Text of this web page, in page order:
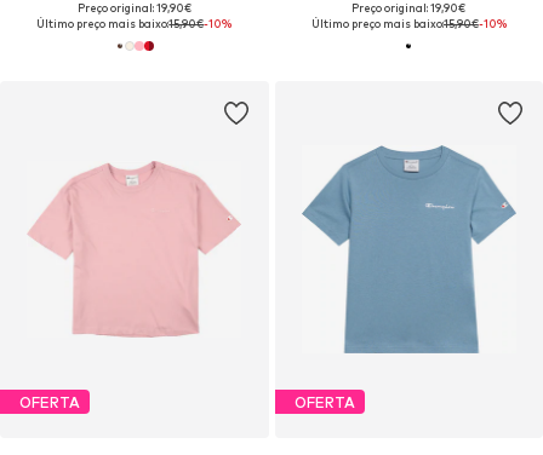
Preço original: 19,90€
Último preço mais baixo:15,90€-10%
Preço original: 19,90€
Último preço mais baixo:15,90€-10%
OFERTA OFERTA